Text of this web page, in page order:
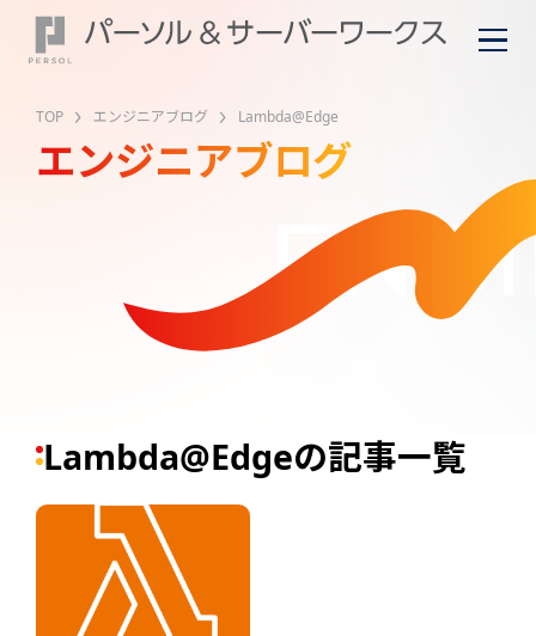
TOP エンジニアブログ Lambda@Edge
エンジニアブログ
Lambda@Edgeの記事一覧